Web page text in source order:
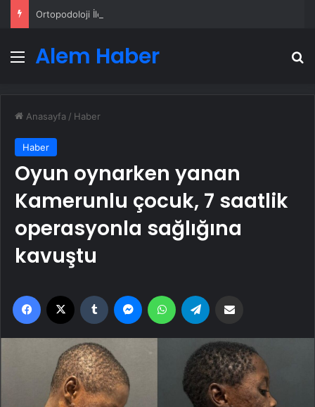
Ortopodoloji İle Diyabetik Ayak Yarası Tedavisi
MenüAlem Haber
Anasayfa / Haber
Haber
Oyun oynarken yanan
Kamerunlu çocuk, 7 saatlik
operasyonla sağlığına
kavuştu
Facebook Tumblr MessengerWhatsApp